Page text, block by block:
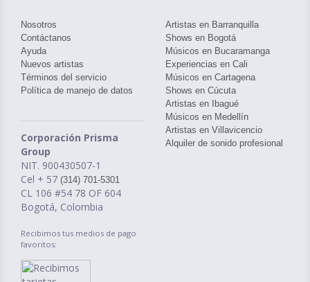
Nosotros
Contáctanos
Ayuda
Nuevos artistas
Términos del servicio
Política de manejo de datos
Corporación Prisma
Group
NIT. 900430507-1
Cel + 57 (314) 701-5301
CL 106 #54 78 OF 604
Bogotá, Colombia
Recibimos tus medios de pago
favoritos:
Artistas en Barranquilla
Shows en Bogotá
Músicos en Bucaramanga
Experiencias en Cali
Músicos en Cartagena
Shows en Cúcuta
Artistas en Ibagué
Músicos en Medellín
Artistas en Villavicencio
Alquiler de sonido profesional